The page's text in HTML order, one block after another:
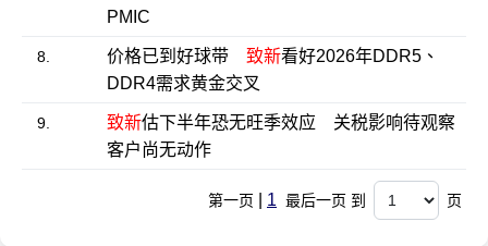
PMIC
8. 价格已到好球带 致新看好2026年DDR5、
DDR4需求黄金交叉
9. 致新估下半年恐无旺季效应 关税影响待观察
客户尚无动作
第一页 1 最后一页 到 页